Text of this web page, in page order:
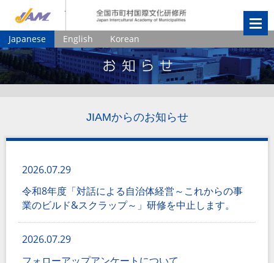
Japanese English Korean
JIAMからのお知らせ
2026.07.29
令和8年度「対話による自治体経営～これからの事
業のビルド&スクラップ～」研修を中止します。
2026.07.29